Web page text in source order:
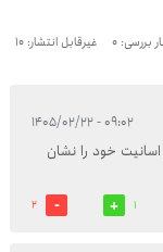
بررسی: 0 غیرقابل انتشار: 10
۰۹:۰۲ - ۱۴۰۵/۰۲/۲۲
خود را نشان
1
2